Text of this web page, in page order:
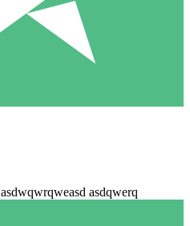
asdwqwrqweasd asdqwerq